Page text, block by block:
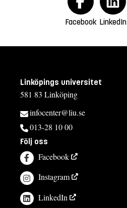
Facebook LinkedIn
Linköpings universitet
581 83 Linköping
infocenter@liu.se
013-28 10 00
Följ oss
Facebook
Instagram
LinkedIn